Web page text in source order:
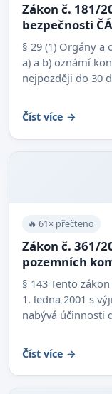
Zákon č. 181/
bezpečnosti
§ 29 (1) Orgány a
a) a b) oznámí
nejpozději do 30
Číst více →
🔥 61× přečteno
Zákon č. 361/
pozemních
§ 143 Tento
1. ledna 2001 s
nabývá účinnosti
Číst více →